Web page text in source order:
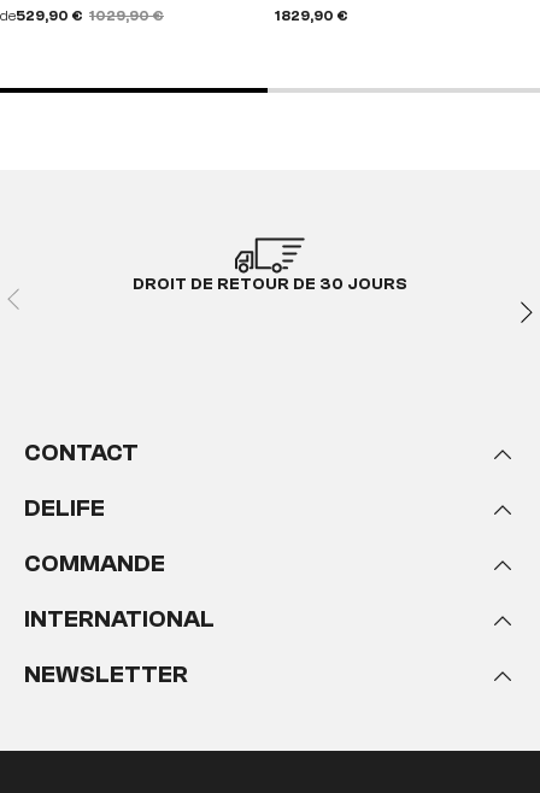
de529,90 € 1 029,90 € 1 829,90 €
DROIT DE RETOUR DE 30 JOURS
CONTACT
DELIFE
COMMANDE
INTERNATIONAL
NEWSLETTER